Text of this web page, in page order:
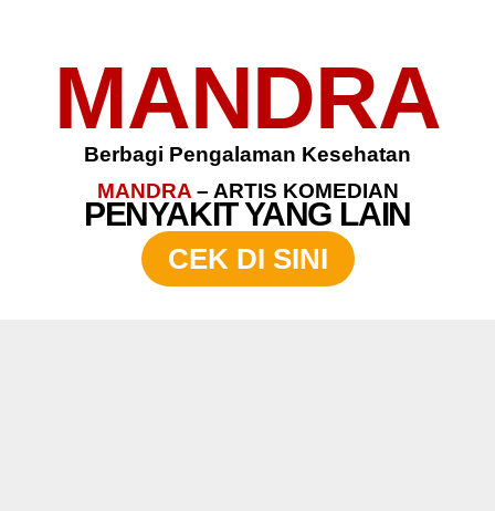
MANDRA
Berbagi Pengalaman Kesehatan
MANDRA– ARTIS KOMEDIAN
PENYAKIT YANG LAIN
CEK DI SINI